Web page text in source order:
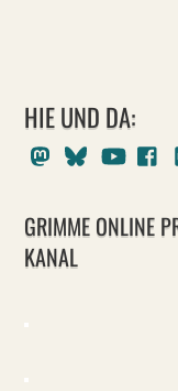
HIE UND DA:
MastodonBluesky
GRIMME ONLINE
KANAL